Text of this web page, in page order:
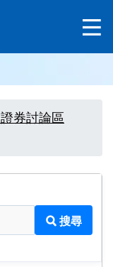
券討論區
搜尋